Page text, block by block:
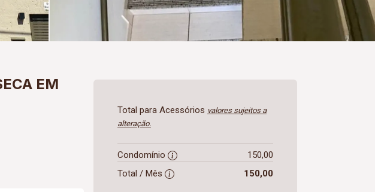
EM
Total para Acessórios valores sujeitos a
alteração.
Condomínio
150,00
Total / Mês
150,00